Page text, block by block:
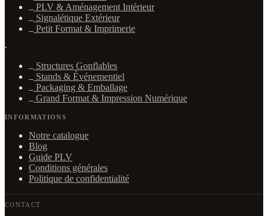
PLV & Aménagement Intérieur
Signalétique Extérieur
Petit Format & Imprimerie
·
Structures Gonflables
Stands & Événementiel
Packaging & Emballage
Grand Format & Impression Numérique
INFORMATIONS
Notre catalogue
Blog
Guide PLV
Conditions générales
Politique de confidentialité
CONTACT